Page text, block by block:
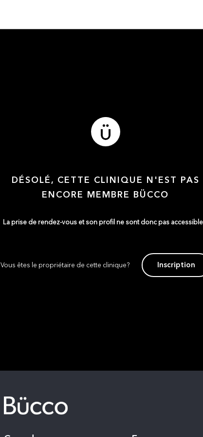
DÉSOLÉ, CETTE CLINIQUE N'EST PAS
ENCORE MEMBRE BÜCCO
La prise de rendez-vous et son profil ne sont donc pas
Vous êtes le propriétaire de cette clinique? Inscription